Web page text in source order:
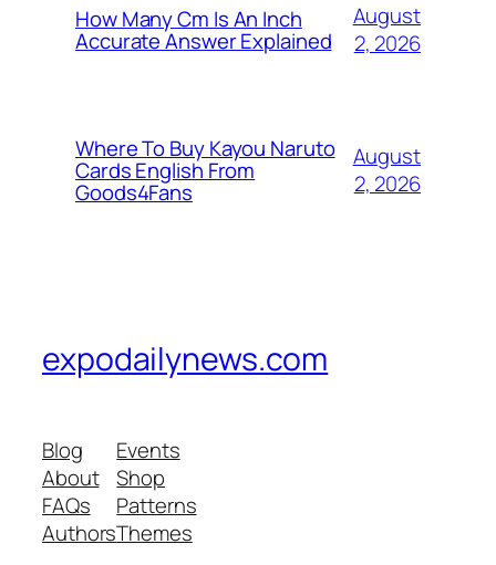
How Many Cm Is An Inch
Accurate Answer Explained
August
2, 2026
Where To Buy Kayou Naruto
Cards English From
Goods4Fans
August
2, 2026
expodailynews.com
Blog
About
FAQs
Authors
Events
Shop
Patterns
Themes